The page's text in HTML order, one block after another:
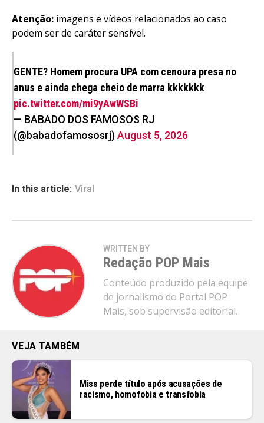
Atenção: imagens e vídeos relacionados ao caso
podem ser de caráter sensível.
GENTE? Homem procura UPA com cenoura presa no
anus e ainda chega cheio de marra kkkkkkk
pic.twitter.com/mi9yAwWSBi
— BABADO DOS FAMOSOS RJ
(@babadofamososrj)August 5, 2026
In this article: Viral
WRITTEN BY
Redação POP Mais
Conteúdo produzido pela equipe
de jornalismo do Portal POP
Mais, sob supervisão editorial.
VEJA TAMBÉM
Miss perde título após acusações de
racismo, homofobia e transfobia